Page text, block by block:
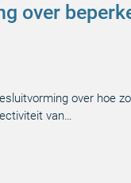
over
over hoe
van…